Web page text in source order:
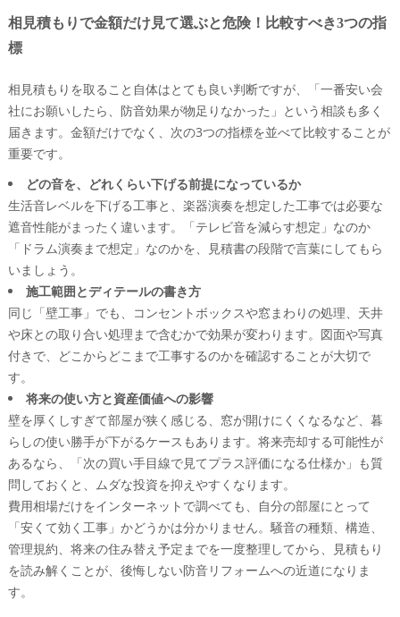
相見積もりで金額だけ見て選ぶと危険！比較すべき3つの指
標
相見積もりを取ること自体はとても良い判断ですが、「一番安い会
社にお願いしたら、防音効果が物足りなかった」という相談も多く
届きます。金額だけでなく、次の3つの指標を並べて比較することが
重要です。
どの音を、どれくらい下げる前提になっているか
生活音レベルを下げる工事と、楽器演奏を想定した工事では必要な
遮音性能がまったく違います。「テレビ音を減らす想定」なのか
「ドラム演奏まで想定」なのかを、見積書の段階で言葉にしてもら
いましょう。
施工範囲とディテールの書き方
同じ「壁工事」でも、コンセントボックスや窓まわりの処理、天井
や床との取り合い処理まで含むかで効果が変わります。図面や写真
付きで、どこからどこまで工事するのかを確認することが大切で
す。
将来の使い方と資産価値への影響
壁を厚くしすぎて部屋が狭く感じる、窓が開けにくくなるなど、暮
らしの使い勝手が下がるケースもあります。将来売却する可能性が
あるなら、「次の買い手目線で見てプラス評価になる仕様か」も質
問しておくと、ムダな投資を抑えやすくなります。
費用相場だけをインターネットで調べても、自分の部屋にとって
「安くて効く工事」かどうかは分かりません。騒音の種類、構造、
管理規約、将来の住み替え予定までを一度整理してから、見積もり
を読み解くことが、後悔しない防音リフォームへの近道になりま
す。